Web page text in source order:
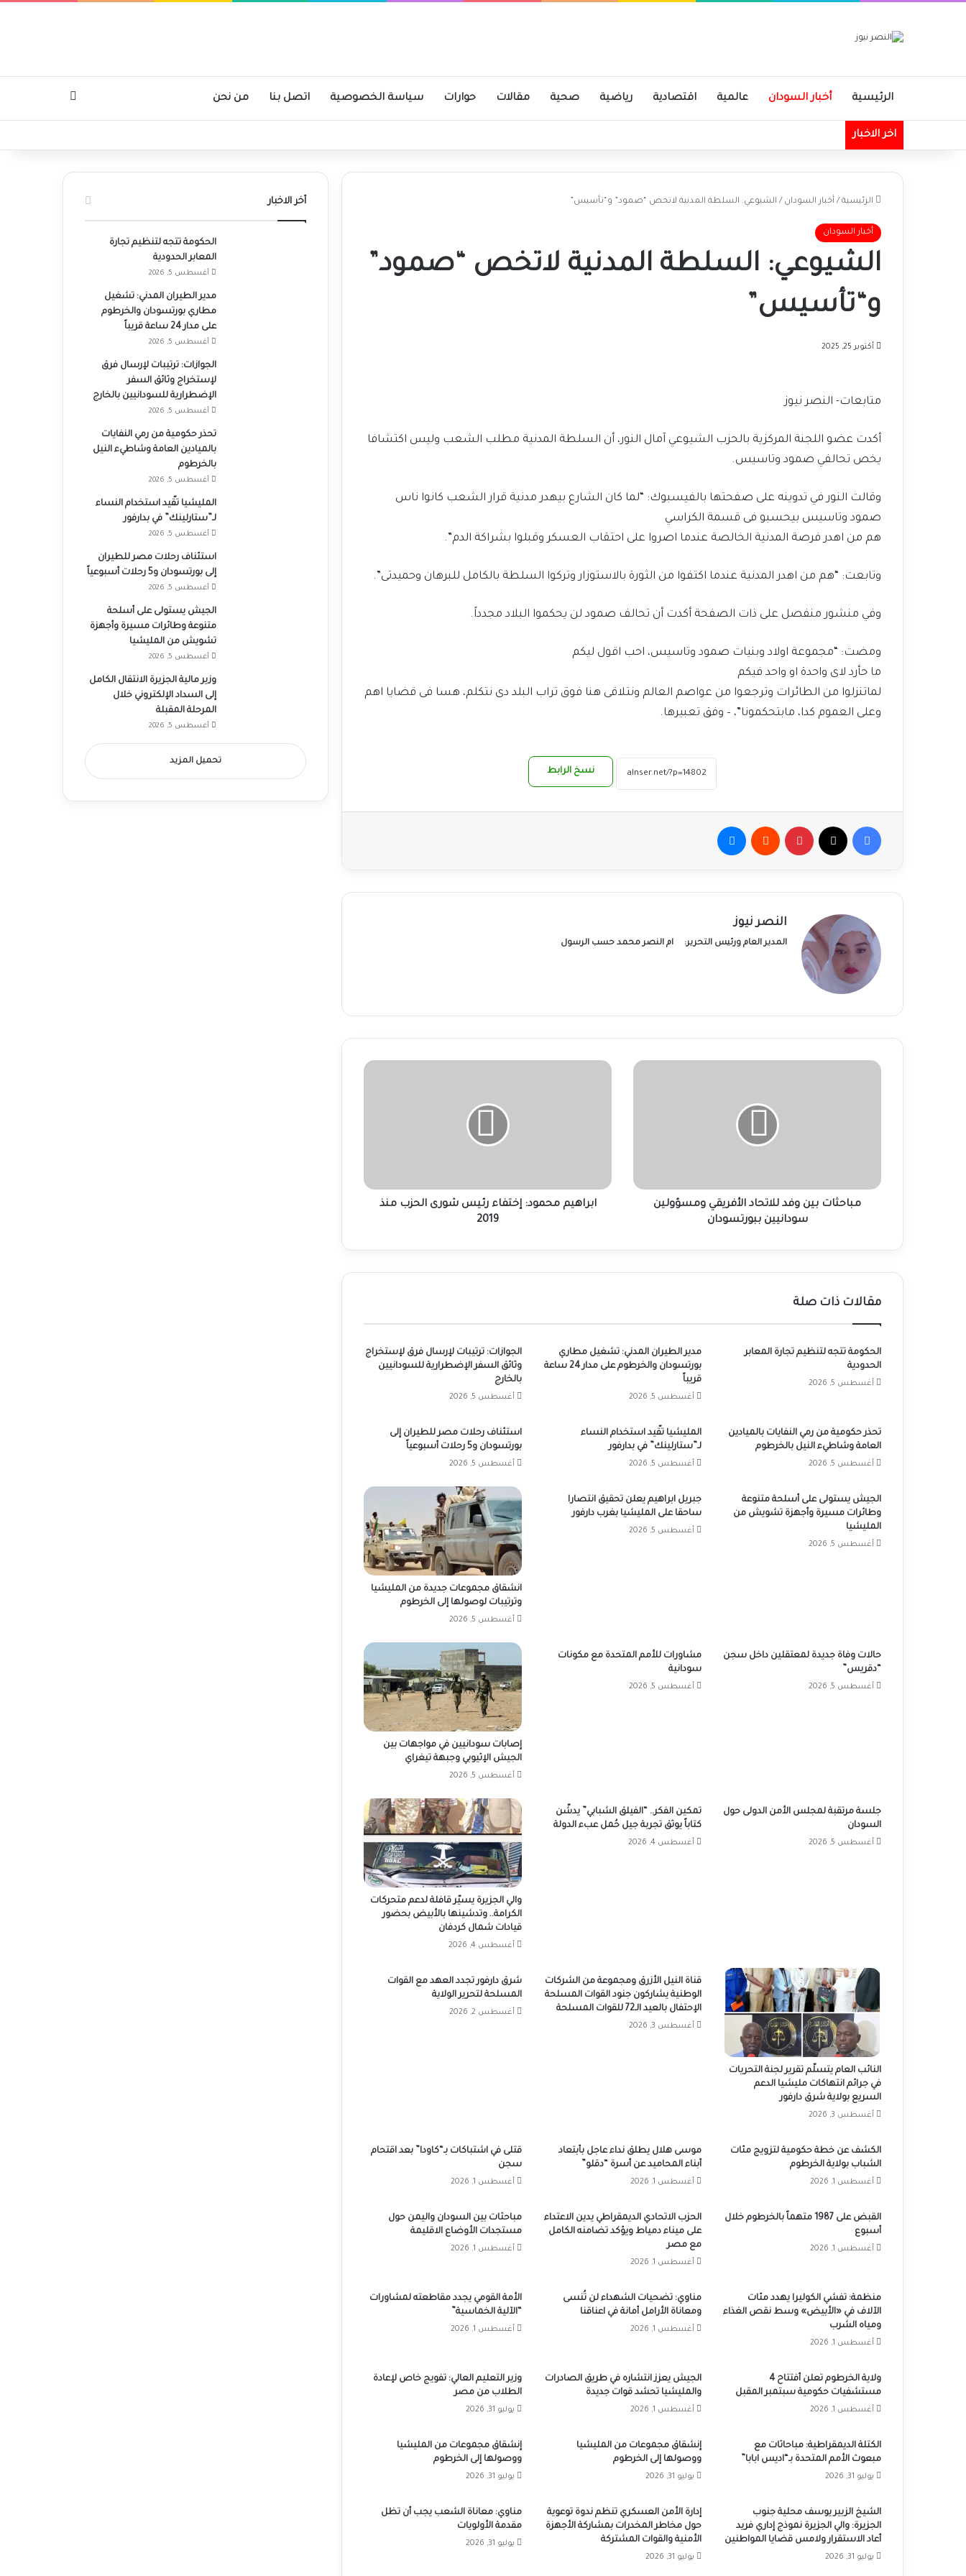
الرئيسية أخبار السودان عالمية اقتصادية رياضية صحية مقالات حوارات سياسة الخصوصية اتصل بنا من نحن
اخر الاخبار
الرئيسية / أخبار السودان / الشيوعي: السلطة المدنية لاتخص “صمود” و“تأسيس”
أخبار السودان
الشيوعي: السلطة المدنية لاتخص “صمود”
و“تأسيس”
أكتوبر 25, 2025
متابعات- النصر نيوز
أكدت عضو اللجنة المركزية بالحزب الشيوعي آمال النور، أن السلطة المدنية مطلب الشعب وليس اكتشافا
يخص تحالفي صمود وتاسيس.
وقالت النور في تدوينه على صفحتها بالفيسبوك: “لما كان الشارع بيهدر مدنية قرار الشعب كانوا ناس
صمود وتاسيس بيحسبو فى قسمة الكراسي
هم من اهدر فرصة المدنية الخالصة عندما اصروا على احتقاب العسكر وقبلوا بشراكة الدم”.
وتابعت: “هم من اهدر المدنية عندما اكتفوا من الثورة بالاستوزار وتركوا السلطة بالكامل للبرهان وحميدتى”.
وفي منشور منفصل على ذات الصفحة أكدت أن تحالف صمود لن يحكموا البلاد مجدداً.
ومضت: “مجموعة اولاد وبنيات صمود وتاسيس، احب اقول ليكم
ما حأرد لاى واحدة او واحد فيكم
لماتنزلوا من الطائرات وترجعوا من عواصم العالم ونتلاقى هنا فوق تراب البلد دى نتكلم، هسا فى قضايا اهم
وعلى العموم كدا، مابتحكمونا”، – وفق تعبيرها.
نسخ الرابط
فيسبوك بينتيريست
النصر نيوز
المدير العام ورئيس التحرير: ام النصر محمد حسب الرسول
مباحثات
مباحثات بين وفد للاتحاد الأفريقي ومسؤولين
سودانيين ببورتسودان
ابراهيم
ابراهيم محمود: إختفاء رئيس شورى الحزب منذ
2019
مقالات ذات صلة
الحكومة تتجه لتنظيم تجارة المعابر
الحدودية
أغسطس 5, 2026
مدير الطيران المدني: تشغيل مطاري
بورتسودان والخرطوم على مدار 24 ساعة
قريباً
أغسطس 5, 2026
الجوازات: ترتيبات لإرسال فرق لإستخراج
وثائق السفر الإضطرارية للسودانيين
بالخارج
أغسطس 5, 2026
تحذر حكومية من رمي النفايات بالميادين
العامة وشاطيء النيل بالخرطوم
أغسطس 5, 2026
المليشيا تقّيد استخدام النساء
لـ”ستارلينك” في بدارفور
أغسطس 5, 2026
استئناف رحلات مصر للطيران إلى
بورتسودان و5 رحلات أسبوعياً
أغسطس 5, 2026
الجيش يستولى على أسلحة متنوعة
وطائرات مسيرة وأجهزة تشويش من
المليشيا
أغسطس 5, 2026
جبريل ابراهيم يعلن تحقيق انتصارا
ساحقا على المليشيا بغرب دارفور
أغسطس 5, 2026
انشقاق مجموعات جديدة من المليشيا
وترتيبات لوصولها إلى الخرطوم
أغسطس 5, 2026
حالات وفاة جديدة لمعتقلين داخل سجن
“دقريس”
أغسطس 5, 2026
مشاورات للأمم المتحدة مع مكونات
سودانية
أغسطس 5, 2026
إصابات سودانيين في مواجهات بين
الجيش الإثيوبي وجبهة تيغراي
أغسطس 5, 2026
جلسة مرتقبة لمجلس الأمن الدولى حول
السودان
أغسطس 5, 2026
تمكين الفكر.. “الفيلق الشبابي” يدشّن
كتاباً يوثق تجربة جيل حُمل عبء الدولة
أغسطس 4, 2026
والي الجزيرة يسيّر قافلة لدعم متحركات
الكرامة.. وتدشينها بالأبيض بحضور
قيادات شمال كردفان
أغسطس 4, 2026
النائب العام يتسلّم تقرير لجنة التحريات
في جرائم انتهاكات مليشيا الدعم
السريع بولاية شرق دارفور
أغسطس 3, 2026
قناة النيل الأزرق ومجموعة من الشركات
الوطنية يشاركون جنود القوات المسلحة
الإحتفال بالعيد الـ72 للقوات المسلحة
أغسطس 3, 2026
شرق دارفور تجدد العهد مع القوات
المسلحة لتحرير الولاية
أغسطس 2, 2026
الكشف عن خطة حكومية لتزويج مئات
الشباب بولاية الخرطوم
أغسطس 1, 2026
موسى هلال يطلق نداء عاجل بأبتعاد
أبناء المحاميد عن أسرة “دقلو”
أغسطس 1, 2026
قتلى في اشتباكات بـ“كاودا” بعد اقتحام
سجن
أغسطس 1, 2026
القبض على 1987 متهماً بالخرطوم خلال
أسبوع
أغسطس 1, 2026
الحزب الاتحادي الديمقراطي يدين الاعتداء
على ميناء دمياط ويؤكد تضامنه الكامل
مع مصر
أغسطس 1, 2026
مباحثات بين السودان واليمن حول
مستجدات الأوضاع الاقليمة
أغسطس 1, 2026
منظمة: تفشي الكوليرا يهدد مئات
الآلاف في «الأبيض» وسط نقص الغذاء
ومياه الشرب
أغسطس 1, 2026
مناوي: تضحيات الشهداء لن تُنسى
ومعاناة الأرامل أمانة في اعناقنا
أغسطس 1, 2026
الأمة القومي يجدد مقاطعته لمشاورات
“الآلية الخماسية”
أغسطس 1, 2026
ولاية الخرطوم تعلن أفتتاح 4
مستشفيات حكومية سبتمبر المقبل
أغسطس 1, 2026
الجيش يعزز انتشاره في طريق الصادرات
والمليشيا تحشد قوات جديدة
أغسطس 1, 2026
وزير التعليم العالي: تفويج خاص لإعادة
الطلاب من مصر
يوليو 31, 2026
الكتلة الديمقراطية: مباحاثات مع
مبعوث الأمم المتحدة بـ“اديس ابابا”
يوليو 31, 2026
إنشقاق مجموعات من المليشيا
ووصولها إلى الخرطوم
يوليو 31, 2026
إنشقاق مجموعات من المليشيا
ووصولها إلى الخرطوم
يوليو 31, 2026
الشيخ الزبير يوسف محلية جنوب
الجزيرة: والي الجزيرة نموذج إداري فريد
أعاد الاستقرار ولامس قضايا المواطنين
يوليو 31, 2026
إدارة الأمن العسكري تنظم ندوة توعوية
حول مخاطر المخدرات بمشاركة الأجهزة
الأمنية والقوات المشتركة
يوليو 31, 2026
مناوي: معاناة الشعب يجب أن تظل
مقدمة الأولويات
يوليو 31, 2026
أخر الاخبار
الحكومة تتجه لتنظيم تجارة
المعابر الحدودية
أغسطس 5, 2026
مدير الطيران المدني: تشغيل
مطاري بورتسودان والخرطوم
على مدار 24 ساعة قريباً
أغسطس 5, 2026
الجوازات: ترتيبات لإرسال فرق
لإستخراج وثائق السفر
الإضطرارية للسودانيين بالخارج
أغسطس 5, 2026
تحذر حكومية من رمي النفايات
بالميادين العامة وشاطيء النيل
بالخرطوم
أغسطس 5, 2026
المليشيا تقّيد استخدام النساء
لـ”ستارلينك” في بدارفور
أغسطس 5, 2026
استئناف رحلات مصر للطيران
إلى بورتسودان و5 رحلات أسبوعياً
أغسطس 5, 2026
الجيش يستولى على أسلحة
متنوعة وطائرات مسيرة وأجهزة
تشويش من المليشيا
أغسطس 5, 2026
وزير مالية الجزيرة الانتقال الكامل
إلى السداد الإلكتروني خلال
المرحلة المقبلة
أغسطس 5, 2026
تحميل المزيد